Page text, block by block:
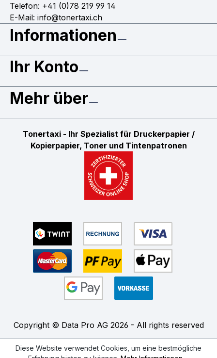
Telefon: +41 (0)78 219 99 14
E-Mail: info@tonertaxi.ch
Informationen
Ihr Konto
Mehr über
Tonertaxi - Ihr Spezialist für Druckerpapier /
Kopierpapier, Toner und Tintenpatronen
Copyright © Data Pro AG 2026 - All rights reserved
Diese Website verwendet Cookies, um eine bestmögliche